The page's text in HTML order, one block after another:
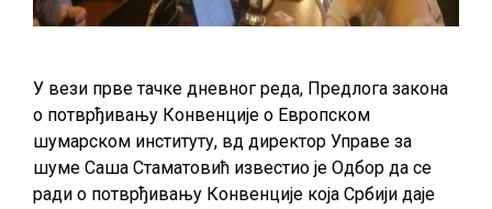
У вези прве тачке дневног реда, Предлога закона
о потврђивању Конвенције о Европском
шумарском институту, вд директор Управе за
шуме Саша Стаматовић известио је Одбор да се
ради о потврђивању Конвенције која Србији даје